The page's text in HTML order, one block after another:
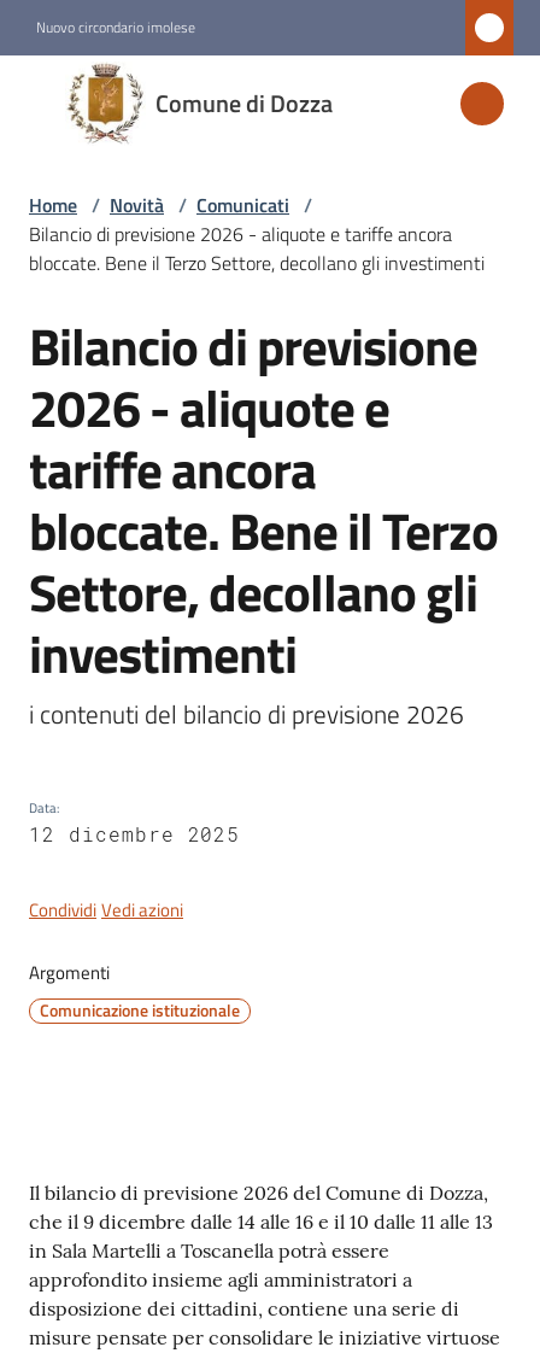
Nuovo circondario imolese
Comune di Dozza
Comune
di
Dozza
Amministrazione
Novità
Menu selezionato
Servizi
Vivere
Dozza
Servizi
line
gli
argomenti
su
Home / Novità / Comunicati /
Bilancio di previsione 2026 - aliquote e tariffe ancora
bloccate. Bene il Terzo Settore, decollano gli investimenti
Salta al contenuto
Bilancio di previsione
2026 - aliquote e
tariffe ancora
bloccate. Bene il Terzo
Settore, decollano gli
investimenti
i contenuti del bilancio di previsione 2026
Data:
12 dicembre 2025
CondividiVedi azioni
Argomenti
Comunicazione istituzionale
Contenuto
Il bilancio di previsione 2026 del Comune di Dozza,
che il 9 dicembre dalle 14 alle 16 e il 10 dalle 11 alle 13
in Sala Martelli a Toscanella potrà essere
approfondito insieme agli amministratori a
disposizione dei cittadini, contiene una serie di
misure pensate per consolidare le iniziative virtuose